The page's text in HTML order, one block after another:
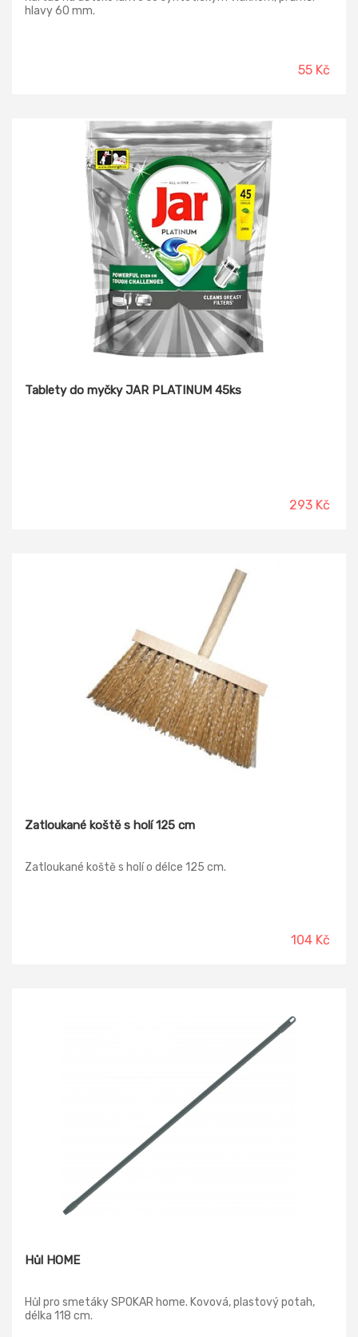
hlavy 60 mm.
55 Kč
Tablety do myčky JAR PLATINUM 45ks
293 Kč
Zatloukané koště s holí 125 cm
Zatloukané koště s holí o délce 125 cm.
104 Kč
Hůl HOME
Hůl pro smetáky SPOKAR home. Kovová, plastový potah,
délka 118 cm.